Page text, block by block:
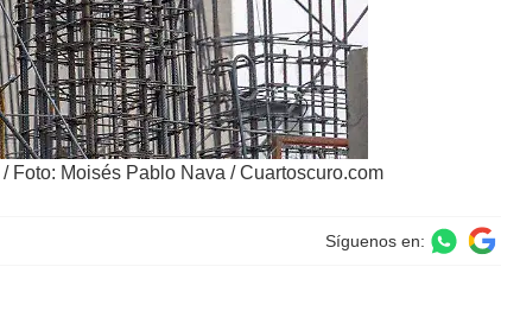
/ Foto: Moisés Pablo Nava / Cuartoscuro.com
Síguenos en: